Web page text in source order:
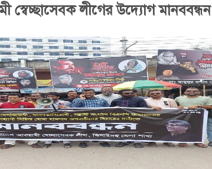
স্বেচ্ছাসেবক লীগের উদ্যোগ মানববন্ধন